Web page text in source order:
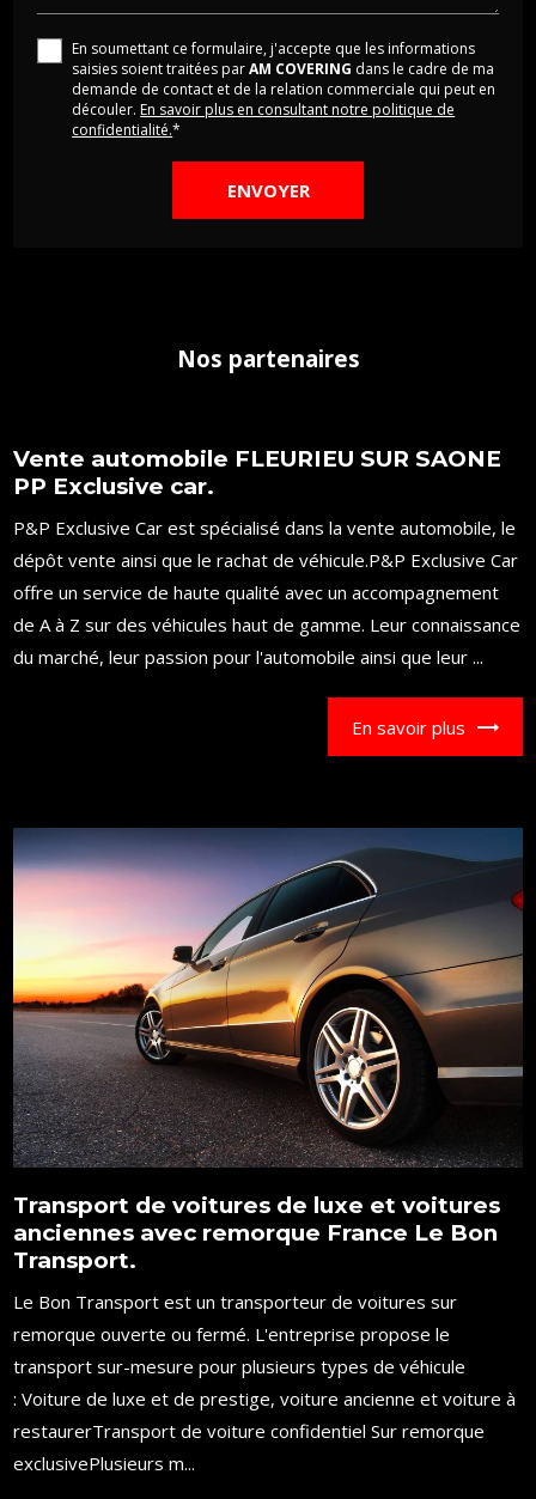
En soumettant ce formulaire, j'accepte que les informations
saisies soient traitées parAM COVERING dans le cadre de ma
demande de contact et de la relation commerciale qui peut en
découler. En savoir plus en consultant notre politique de
confidentialité.*
Nos partenaires
Vente automobile FLEURIEU SUR SAONE
PP Exclusive car.
P&P Exclusive Car est spécialisé dans la vente automobile, le
dépôt vente ainsi que le rachat de véhicule.P&P Exclusive Car
offre un service de haute qualité avec un accompagnement
de A à Z sur des véhicules haut de gamme. Leur connaissance
du marché, leur passion pour l'automobile ainsi que leur ...
En savoir plus
Transport de voitures de luxe et voitures
anciennes avec remorque France Le Bon
Transport.
Le Bon Transport est un transporteur de voitures sur
remorque ouverte ou fermé. L'entreprise propose le
transport sur-mesure pour plusieurs types de véhicule
: Voiture de luxe et de prestige, voiture ancienne et voiture à
restaurerTransport de voiture confidentiel Sur remorque
exclusivePlusieurs m...